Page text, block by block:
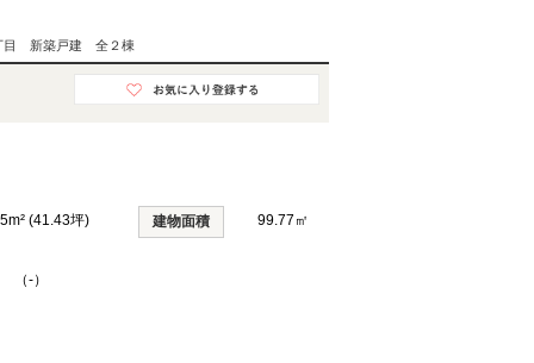
目 新築戸建 全２棟
(41.43坪) 建物面積 99.77㎡
（-）